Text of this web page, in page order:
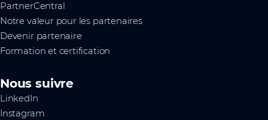
PartnerCentral
Notre valeur pour les partenaires
Devenir partenaire
Formation et certification
Nous suivre
LinkedIn
Instagram